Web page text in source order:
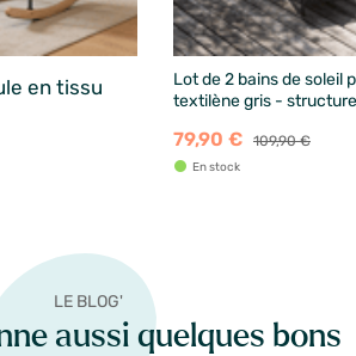
en tissu
Lot de 2 bains de soleil
textilène gris -
79,90 € 109,90 €
En stock
LE BLOG'
aussi quelques bons